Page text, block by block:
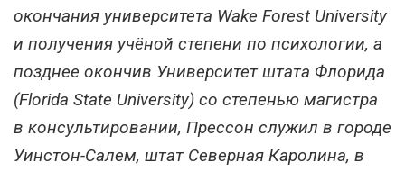
окончания университета Wake Forest University
и получения учёной степени по психологии, а
позднее окончив Университет штата Флорида
(Florida State University) со степенью магистра
в консультировании, Прессон служил в городе
Уинстон-Салем, штат Северная Каролина, в